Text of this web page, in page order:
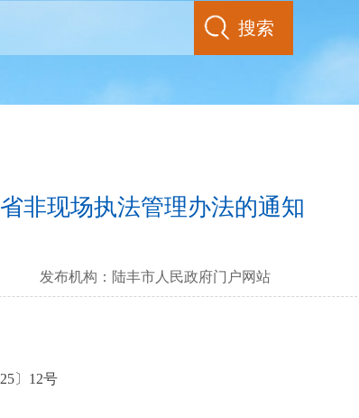
非现场执法管理办法的通知
发布机构： 陆丰市人民政府门户网站
〕12号